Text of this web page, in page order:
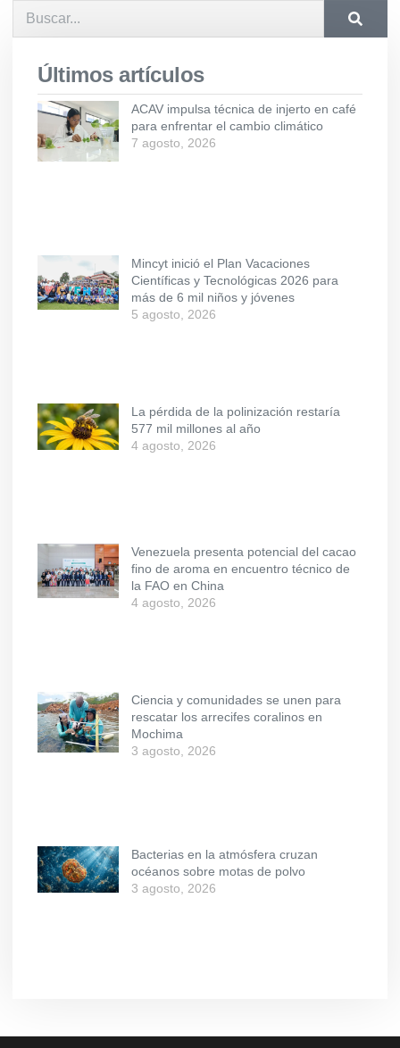
Últimos artículos
ACAV impulsa técnica de injerto en café
para enfrentar el cambio climático
7 agosto, 2026
Mincyt inició el Plan Vacaciones
Científicas y Tecnológicas 2026 para
más de 6 mil niños y jóvenes
5 agosto, 2026
La pérdida de la polinización restaría
577 mil millones al año
4 agosto, 2026
Venezuela presenta potencial del cacao
fino de aroma en encuentro técnico de
la FAO en China
4 agosto, 2026
Ciencia y comunidades se unen para
rescatar los arrecifes coralinos en
Mochima
3 agosto, 2026
Bacterias en la atmósfera cruzan
océanos sobre motas de polvo
3 agosto, 2026